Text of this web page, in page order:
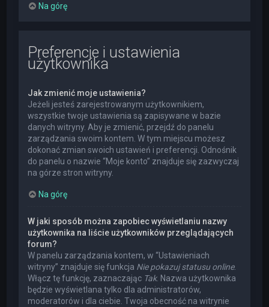
Na górę
Preferencje i ustawienia
użytkownika
Jak zmienić moje ustawienia?
Jeżeli jesteś zarejestrowanym użytkownikiem,
wszystkie twoje ustawienia są zapisywane w bazie
danych witryny. Aby je zmienić, przejdź do panelu
zarządzania swoim kontem. W tym miejscu możesz
dokonać zmian swoich ustawień i preferencji. Odnośnik
do panelu o nazwie “Moje konto” znajduje się zazwyczaj
na górze stron witryny.
Na górę
W jaki sposób można zapobiec wyświetlaniu nazwy
użytkownika na liście użytkowników przeglądających
forum?
W panelu zarządzania kontem, w “Ustawieniach
witryny” znajduje się funkcja Nie pokazuj statusu online.
Włącz tę funkcję, zaznaczając Tak. Nazwa użytkownika
będzie wyświetlana tylko dla administratorów,
moderatorów i dla ciebie. Twoja obecność na witrynie